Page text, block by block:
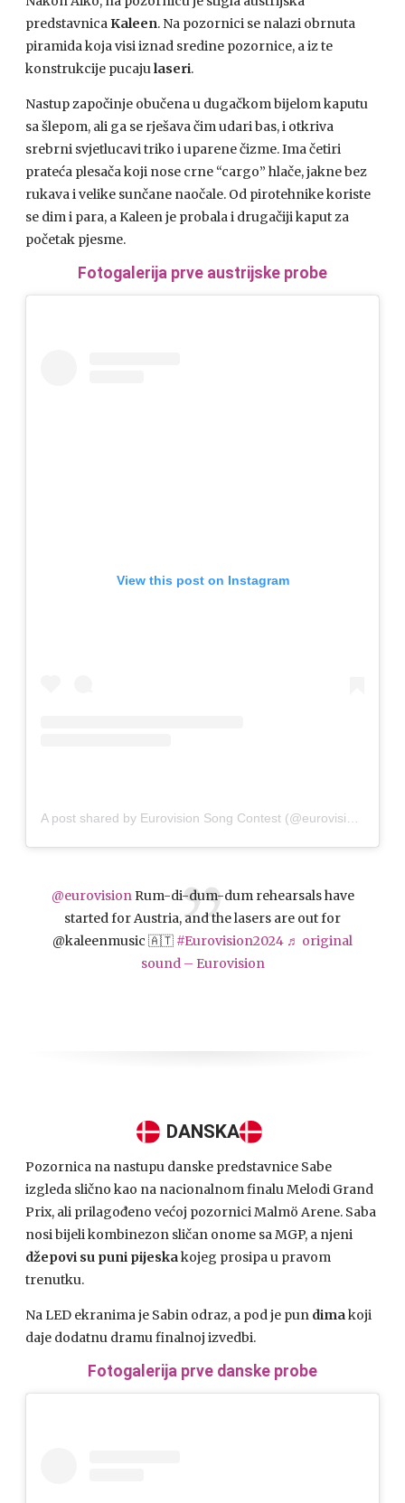
predstavnica Kaleen. Na pozornici se nalazi obrnuta
piramida koja visi iznad sredine pozornice, a iz te
konstrukcije pucajulaseri.
Nastup započinje obučena u dugačkom bijelom kaputu
sa šlepom, ali ga se rješava čim udari bas, i otkriva
srebrni svjetlucavi triko i uparene čizme. Ima četiri
prateća plesača koji nose crne “cargo” hlače, jakne bez
rukava i velike sunčane naočale. Od pirotehnike koriste
se dim i para, a Kaleen je probala i drugačiji kaput za
početak pjesme.
Fotogalerija prve austrijske probe
View this post on Instagram
@eurovisionRum-di-dum-dum rehearsals have
started for Austria, and the lasers are out for
@kaleenmusic 🇦🇹 #Eurovision2024 ♬ original
sound – Eurovision
DANSKA
Pozornica na nastupu danske predstavnice Sabe
izgleda slično kao na nacionalnom finalu Melodi Grand
Prix, ali prilagođeno većoj pozornici Malmö Arene. Saba
nosi bijeli kombinezon sličan onome sa MGP, a njeni
džepovi su puni pijeskakojeg prosipa u pravom
trenutku.
Na LED ekranima je Sabin odraz, a pod je pun dimakoji
daje dodatnu dramu finalnoj izvedbi.
Fotogalerija prve danske probe